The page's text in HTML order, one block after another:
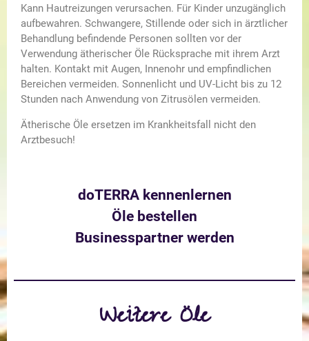
Kann Hautreizungen verursachen. Für Kinder unzugänglich
aufbewahren. Schwangere, Stillende oder sich in ärztlicher
Behandlung befindende Personen sollten vor der
Verwendung ätherischer Öle Rücksprache mit ihrem Arzt
halten. Kontakt mit Augen, Innenohr und empfindlichen
Bereichen vermeiden. Sonnenlicht und UV-Licht bis zu 12
Stunden nach Anwendung von Zitrusölen vermeiden.
Ätherische Öle ersetzen im Krankheitsfall nicht den
Arztbesuch!
doTERRA kennenlernen
Öle bestellen
Businesspartner werden
Weitere Öle